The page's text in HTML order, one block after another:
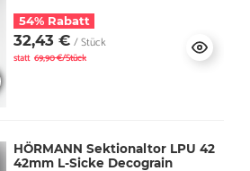
54% Rabatt
32,43 € / Stück
statt 69,90 €/Stück
HÖRMANN Sektionaltor LPU 42
42mm L-Sicke Decograin